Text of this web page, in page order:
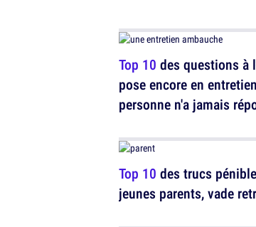
Top 10 des questions à
pose encore en
personne n'a jamais
Top 10 des trucs
jeunes parents, vade